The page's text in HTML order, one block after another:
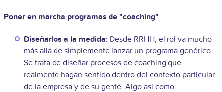
Poner en marcha programas de "coaching"
Diseñarlos a la medida: Desde RRHH, el rol va mucho
más allá de simplemente lanzar un programa genérico.
Se trata de diseñar procesos de coaching que
realmente hagan sentido dentro del contexto particular
de la empresa y de su gente. Algo así como